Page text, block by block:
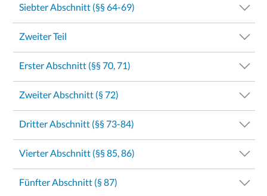
Siebter Abschnitt (§§ 64-69)
Zweiter Teil
Erster Abschnitt (§§ 70, 71)
Zweiter Abschnitt (§ 72)
Dritter Abschnitt (§§ 73-84)
Vierter Abschnitt (§§ 85, 86)
Fünfter Abschnitt (§ 87)